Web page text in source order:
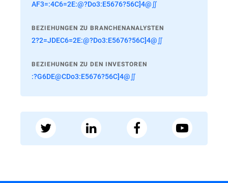
AF3=:4C6=2E:@?Do3:E5676?56C]4@∬
BEZIEHUNGEN ZU BRANCHENANALYSTEN
2?2=JDEC6=2E:@?Do3:E5676?56C]4@∬
BEZIEHUNGEN ZU DEN INVESTOREN
:?G6DE@CDo3:E5676?56C]4@∬